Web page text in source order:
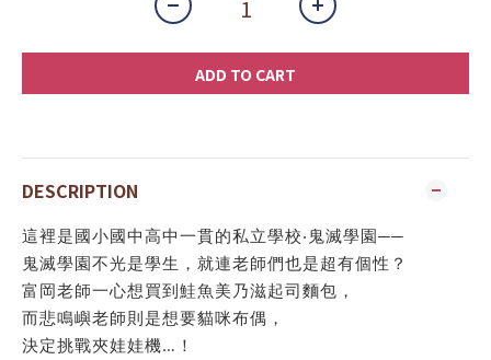
ADD TO CART
DESCRIPTION
這裡是國小國中高中一貫的私立學校‧鬼滅學園──
鬼滅學園不光是學生，就連老師們也是超有個性？
富岡老師一心想買到鮭魚美乃滋起司麵包，
而悲鳴嶼老師則是想要貓咪布偶，
決定挑戰夾娃娃機…！